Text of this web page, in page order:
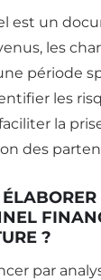
est un
les
période
les
la
des
?
par